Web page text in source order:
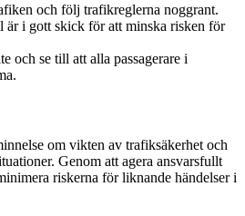
och följ trafikreglerna noggrant.
är i gott skick för att minska risken för
och se till att alla passagerare i
om vikten av trafiksäkerhet och
Genom att agera ansvarsfullt
riskerna för liknande händelser i